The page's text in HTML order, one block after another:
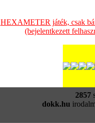
HEXAMETER játék, csak
(bejelentkezett
2857
dokk.hu